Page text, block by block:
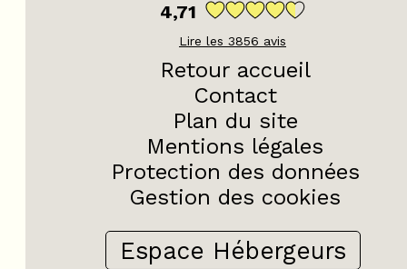
4,71
Lire les 3856 avis
Retour accueil
Contact
Plan du site
Mentions légales
Protection des données
Gestion des cookies
Espace Hébergeurs